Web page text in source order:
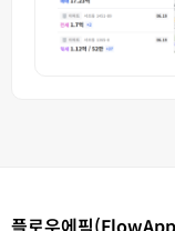
플로우에픽